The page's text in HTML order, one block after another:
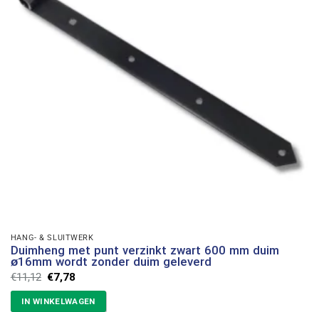
HANG- & SLUITWERK
Duimheng met punt verzinkt zwart 600 mm duim
ø16mm wordt zonder duim geleverd
€11,12 Oorspronkelijke
prijs
was:
€11,12.
€7,78Huidige
is:
€7,78.
IN WINKELWAGEN